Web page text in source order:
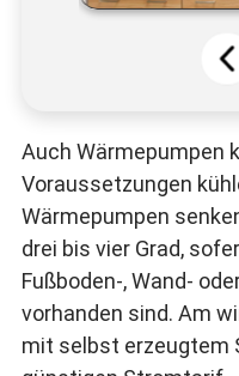
Auch Wärmepumpen
Voraussetzungen
Wärmepumpen
drei bis vier Grad,
Fußboden-, Wand-
vorhanden sind. Am
mit selbst erzeugtem